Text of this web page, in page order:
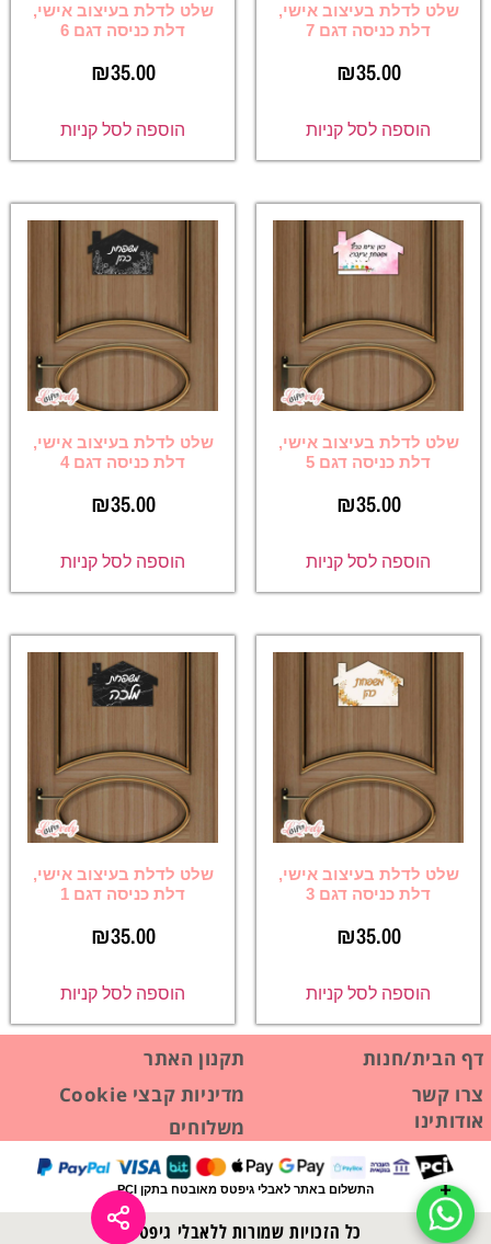
שלט לדלת בעיצוב אישי,
דלת כניסה דגם 7
₪35.00
הוספה לסל קניות
שלט לדלת בעיצוב אישי,
דלת כניסה דגם 6
₪35.00
הוספה לסל קניות
שלט לדלת בעיצוב אישי,
דלת כניסה דגם 5
₪35.00
הוספה לסל קניות
שלט לדלת בעיצוב אישי,
דלת כניסה דגם 4
₪35.00
הוספה לסל קניות
שלט לדלת בעיצוב אישי,
דלת כניסה דגם 3
₪35.00
הוספה לסל קניות
שלט לדלת בעיצוב אישי,
דלת כניסה דגם 1
₪35.00
הוספה לסל קניות
דף הבית/חנות
צרו קשר
תקנון האתר
מדיניות קבצי Cookie
אודותינו
משלוחים
התשלום באתר לאבלי גיפטס מאובטח בתקן PCI
כל הזכויות שמורות ללאבלי גיפטס